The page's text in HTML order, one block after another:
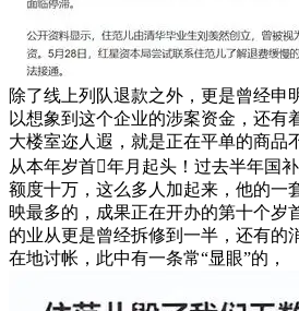
除了线上列队退款之外，更是曾经申
以想象到这个企业的涉案资金，还有
大楼室迩人遐，就是正在平单的商品
从本年岁首年月起头！过去半年国
额度十万，这么多人加起来，他的一
映最多的，成果正在开办的第十个岁
的业从更是曾经拆修到一半，还有的
在地讨帐，此中有一条常“显眼”的，